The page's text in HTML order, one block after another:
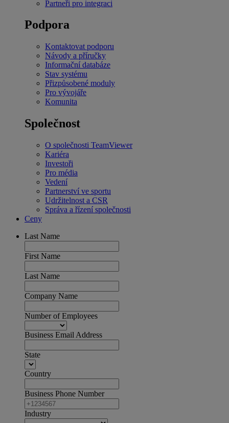
Partneři pro integraci
Podpora
Kontaktovat podporu
Návody a příručky
Informační databáze
Stav systému
Přizpůsobené moduly
Pro vývojáře
Komunita
Společnost
O společnosti TeamViewer
Kariéra
Investoři
Pro média
Vedení
Partnerství ve sportu
Udržitelnost a CSR
Správa a řízení společnosti
Ceny
Last Name
First Name
Last Name
Company Name
Number of Employees
Business Email Address
State
Country
Business Phone Number
Industry